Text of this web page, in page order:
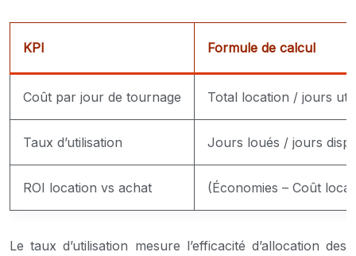
KPI Formule de calcul
Coût par jour de tournage Total location / jours
Taux d’utilisation Jours loués / jours
ROI location vs achat (Économies – Coût
Le taux d’utilisation mesure l’efficacité d’allocation des